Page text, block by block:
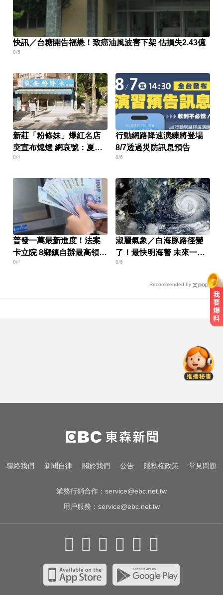
快訊／台糖開告福懋！致癌油風波害下架 估損失2.43億
8/5
新莊「粉條妹」爆紅名店
突宣布熄燈 網哀號：夏天
少一味
8/4
行動網路降速演練將登場
8/7透過災防訊息預告
8/6
普發一萬最新進度！法案
卡立院 8鄉鎮自辦最高領1
萬
8/4
淑麗氣象／白海豚路徑變
了！最快明海警 未來一週
降雨熱區曝
8/6
Recommended by
大研究：罹癌風險下降4成
尼斯湖水怪又現身！遊湖拍到「神
秘生物頭部」官方證實了
才宣佈停播一週！網紅「肥大叔」
聯絡我們 新聞自律 關於我們 公告 隱私權政策 常見問題
業務行銷合作： service@ebc.net.tw
用戶服務： service@ebc.net.tw